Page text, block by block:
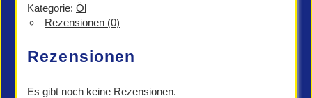
SAE
10W/50
Menge
Kategorie: Öl
Rezensionen (0)
Rezensionen
Es gibt noch keine Rezensionen.